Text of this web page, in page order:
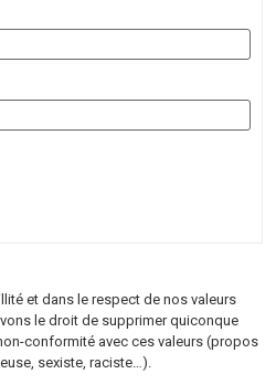
et dans le respect de nos valeurs
le droit de supprimer quiconque
conformité avec ces valeurs (propos
sexiste, raciste…).